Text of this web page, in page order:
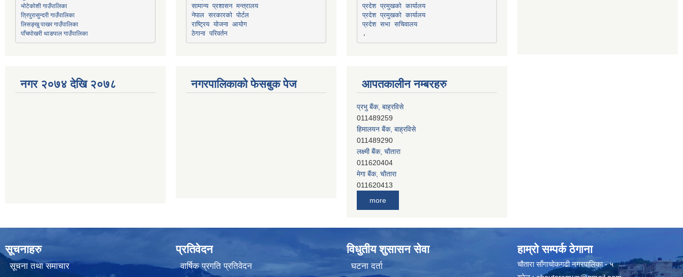
भोटेकोशी गाउँपालिका
त्रिपुरासुन्दरी गाउँपालिका
लिसङ्खु पाखर गाउँपालिका
पाँचपोखरी थाङपाल गाउँपालिका
नगर २०७४ देखि २०७८
सामान्य प्रशासन मन्त्रालय
नेपाल सरकारको पोर्टल
राष्ट्रिय योजना आयोग
ठेगाना परिवर्तन
नगरपालिकाको फेसबुक पेज
प्रदेश प्रमुखको कार्यालय
प्रदेश प्रमुखको कार्यालय
प्रदेश सभा सचिवालय
आपतकालीन नम्बरहरु
प्रभु बैंक, बाह्रविसे
011489259
हिमालयन बैंक, बाह्रविसे
011489290
लक्ष्मी बैंक, चाैतारा
011620404
मेगा बैंक, चाैतारा
011620413
011401005
011403051
सिभिल बैंक, मेलम्ची
011401055
more
सूचनाहरु
सूचना तथा समाचार
प्रतिवेदन
वार्षिक प्रगति प्रतिवेदन
विधुतीय शुसासन सेवा
घटना दर्ता
हाम्रो सम्पर्क ठेगाना
चौतारा साँगाचोकगढी नगरपालिका - ५